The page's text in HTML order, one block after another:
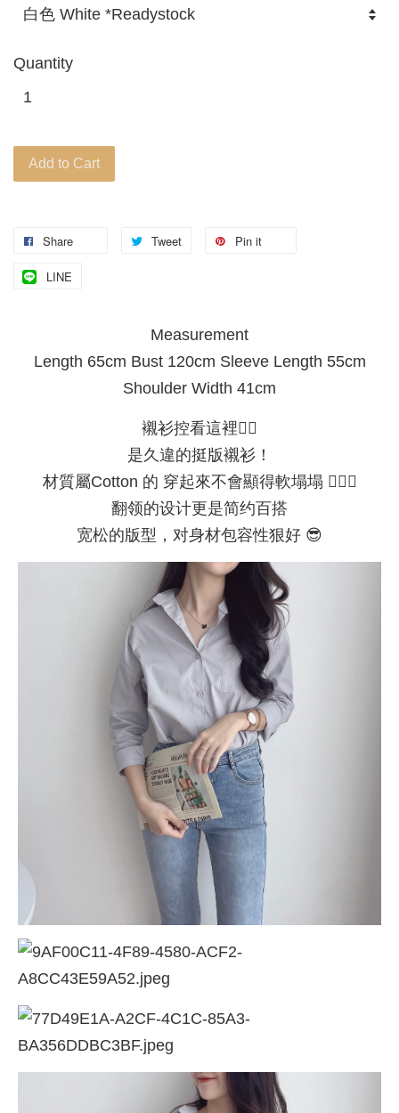
Quantity
Add to Cart
Share Tweet Pin it
LINE
Measurement
Length 65cm Bust 120cm Sleeve Length 55cm
Shoulder Width 41cm
襯衫控看這裡✋🏻
是久違的挺版襯衫！
材質屬Cotton 的 穿起來不會顯得軟塌塌 🙇🏻‍♀️
翻领的设计更是简约百搭
宽松的版型，对身材包容性狠好 😎